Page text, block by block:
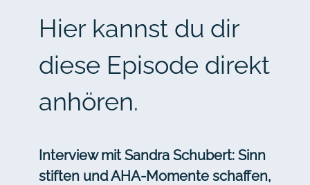
Hier kannst du dir
diese Episode direkt
anhören.
Interview mit Sandra Schubert: Sinn
stiften und AHA-Momente schaffen,